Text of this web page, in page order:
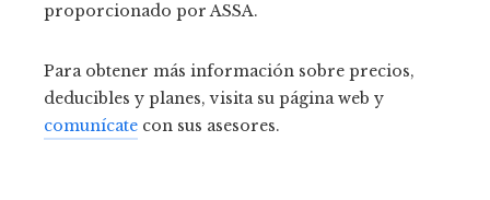
proporcionado por ASSA.
Para obtener más información sobre precios,
deducibles y planes, visita su página web y
comunícate con sus asesores.